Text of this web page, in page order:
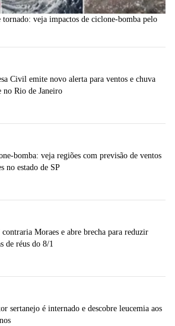
tornado: veja impactos de ciclone-bomba pelo
Civil emite novo alerta para ventos e chuva
no Rio de Janeiro
bomba: veja regiões com previsão de ventos
no estado de SP
contraria Moraes e abre brecha para reduzir
de réus do 8/1
sertanejo é internado e descobre leucemia aos